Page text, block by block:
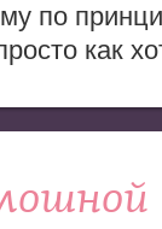
по
как